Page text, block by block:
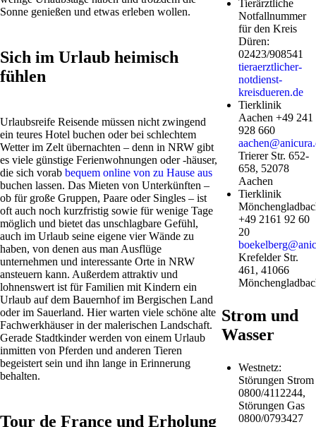
Sonne genießen und etwas erleben wollen.
Sich im Urlaub heimisch
fühlen
Urlaubsreife Reisende müssen nicht zwingend
ein teures Hotel buchen oder bei schlechtem
Wetter im Zelt übernachten – denn in NRW gibt
es viele günstige Ferienwohnungen oder -häuser,
die sich vorab bequem online von zu Hause aus
buchen lassen. Das Mieten von Unterkünften –
ob für große Gruppen, Paare oder Singles – ist
oft auch noch kurzfristig sowie für wenige Tage
möglich und bietet das unschlagbare Gefühl,
auch im Urlaub seine eigene vier Wände zu
haben, von denen aus man Ausflüge
unternehmen und interessante Orte in NRW
ansteuern kann. Außerdem attraktiv und
lohnenswert ist für Familien mit Kindern ein
Urlaub auf dem Bauernhof im Bergischen Land
oder im Sauerland. Hier warten viele schöne alte
Fachwerkhäuser in der malerischen Landschaft.
Gerade Stadtkinder werden von einem Urlaub
inmitten von Pferden und anderen Tieren
begeistert sein und ihn lange in Erinnerung
behalten.
Tour de France und Erholung
Tierärztliche
Notfallnummer
für den Kreis
Düren:
02423/908541
tieraerztlicher-
notdienst-
kreisdueren.de
Tierklinik
Aachen +49 241
928 660
Trierer Str. 652-
658, 52078
Aachen
Tierklinik
+49 2161 92 60
20
Krefelder Str.
461, 41066
Strom und
Wasser
Westnetz:
Störungen Strom
0800/4112244,
Störungen Gas
0800/0793427